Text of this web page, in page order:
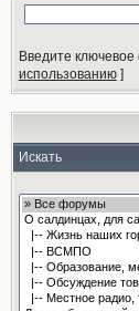
Введите
использованию]
Искать